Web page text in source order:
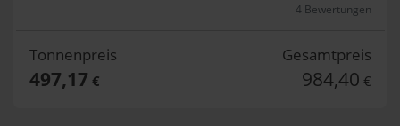
4 Bewertungen
Tonnenpreis
497,17 €
Gesamtpreis
984,40 €